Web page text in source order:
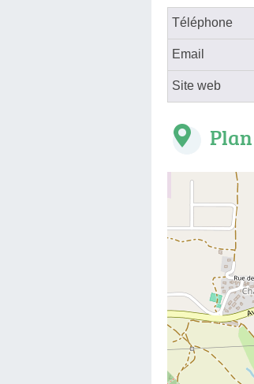
Téléphone
Email
Site web